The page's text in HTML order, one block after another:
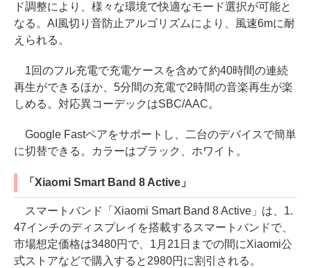
ド調整により、様々な環境で快適なモード選択が可能と
なる。AI風切り音防止アルゴリズムにより、風速6mに耐
えられる。
1回のフル充電で充電ケースを含めて約40時間の連続
再生ができるほか、5分間の充電で2時間の音楽再生が楽
しめる。対応異コーデックはSBC/AAC。
Google Fastペアをサポートし、二台のデバイスで簡単
に切替できる。カラーはブラック、ホワイト。
「Xiaomi Smart Band 8 Active」
スマートバンド「Xiaomi Smart Band 8 Active」は、1.
47インチのディスプレイを搭載するスマートバンドで、
市場想定価格は3480円で、1月21日までの間にXiaomi公
式ストアなどで購入すると2980円に割引される。